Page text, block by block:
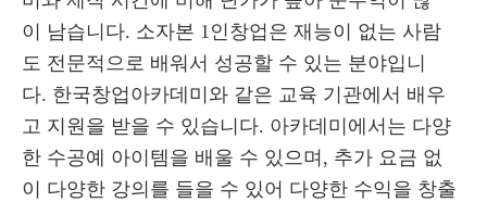
이 남습니다. 소자본 1인창업은 재능이 없는 사람
도 전문적으로 배워서 성공할 수 있는 분야입니
다. 한국창업아카데미와 같은 교육 기관에서 배우
고 지원을 받을 수 있습니다. 아카데미에서는 다양
한 수공예 아이템을 배울 수 있으며, 추가 요금 없
이 다양한 강의를 들을 수 있어 다양한 수익을 창출